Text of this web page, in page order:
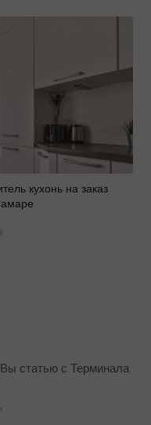
кухонь на заказ
статью с Терминала